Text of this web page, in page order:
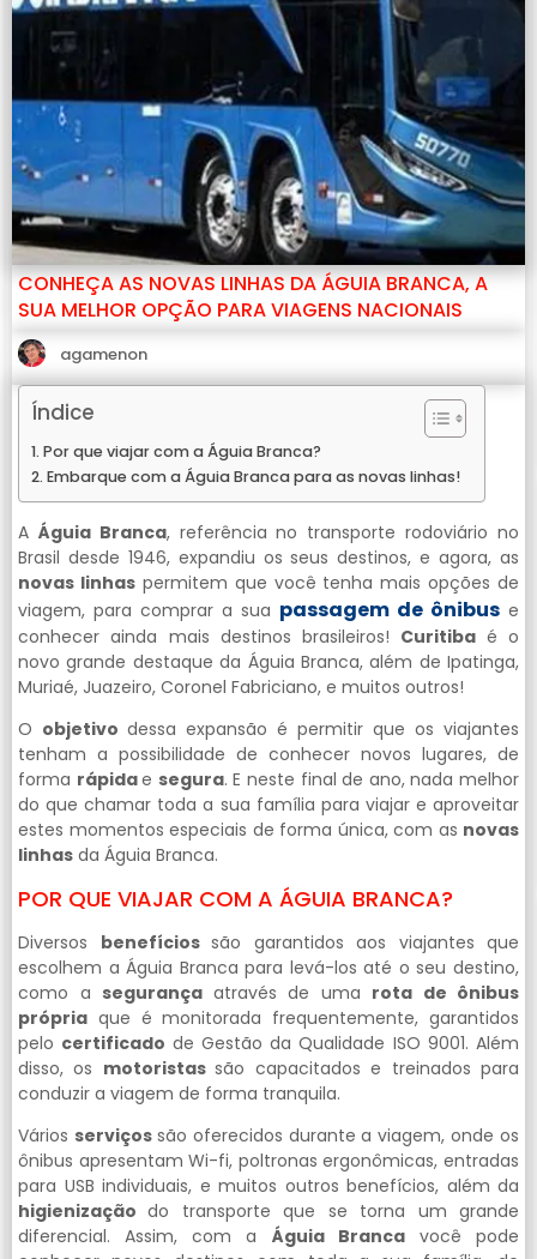
CONHEÇA AS NOVAS LINHAS DA ÁGUIA BRANCA, A
SUA MELHOR OPÇÃO PARA VIAGENS NACIONAIS
agamenon
Índice
Por que viajar com a Águia Branca?
Embarque com a Águia Branca para as novas linhas!
A Águia Branca, referência no transporte rodoviário no
Brasil desde 1946, expandiu os seus destinos, e agora, as
novas linhaspermitem que você tenha mais opções de
viagem, para comprar a sua passagem de ônibus e
conhecer ainda mais destinos brasileiros! Curitiba é o
novo grande destaque da Águia Branca, além de Ipatinga,
Muriaé, Juazeiro, Coronel Fabriciano, e muitos outros!
O objetivo dessa expansão é permitir que os viajantes
tenham a possibilidade de conhecer novos lugares, de
forma rápidae segura. E neste final de ano, nada melhor
do que chamar toda a sua família para viajar e aproveitar
estes momentos especiais de forma única, com as novas
linhas da Águia Branca.
POR QUE VIAJAR COM A ÁGUIA BRANCA?
Diversos benefícios são garantidos aos viajantes que
escolhem a Águia Branca para levá-los até o seu destino,
como a segurança através de uma rota de ônibus
própria que é monitorada frequentemente, garantidos
pelo certificado de Gestão da Qualidade ISO 9001. Além
disso, os motoristassão capacitados e treinados para
conduzir a viagem de forma tranquila.
Vários serviços são oferecidos durante a viagem, onde os
ônibus apresentam Wi-fi, poltronas ergonômicas, entradas
para USB individuais, e muitos outros benefícios, além da
higienizaçãodo transporte que se torna um grande
diferencial. Assim, com a Águia Brancavocê pode